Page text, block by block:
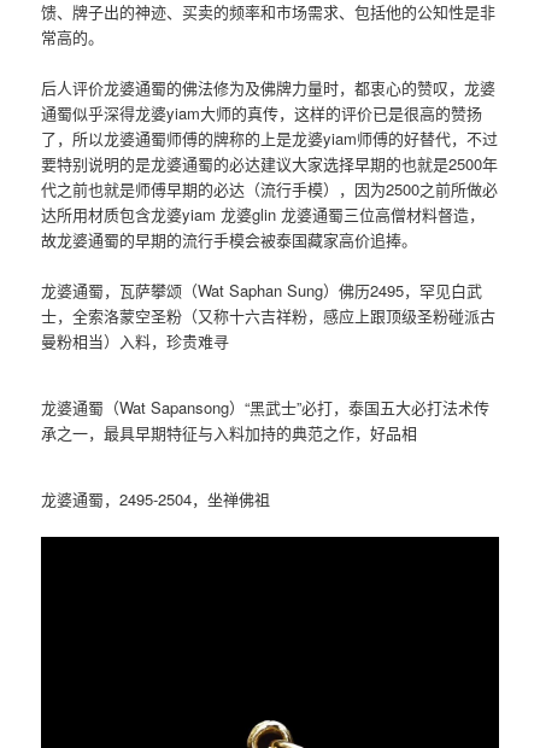
馈、牌子出的神迹、买卖的频率和市场需求、包括他的公知性是非
常高的。
后人评价龙婆通蜀的佛法修为及佛牌力量时，都衷心的赞叹，龙婆
通蜀似乎深得龙婆yiam大师的真传，这样的评价已是很高的赞扬
了，所以龙婆通蜀师傅的牌称的上是龙婆yiam师傅的好替代，不过
要特别说明的是龙婆通蜀的必达建议大家选择早期的也就是2500年
代之前也就是师傅早期的必达（流行手模），因为2500之前所做必
达所用材质包含龙婆yiam 龙婆glin 龙婆通蜀三位高僧材料督造，
故龙婆通蜀的早期的流行手模会被泰国藏家高价追捧。
龙婆通蜀，瓦萨攀颂（Wat Saphan Sung）佛历2495，罕见白武
士，全索洛蒙空圣粉（又称十六吉祥粉，感应上跟顶级圣粉碰派古
曼粉相当）入料，珍贵难寻
龙婆通蜀（Wat Sapansong）“黑武士”必打，泰国五大必打法术传
承之一，最具早期特征与入料加持的典范之作，好品相
龙婆通蜀，2495-2504，坐禅佛祖